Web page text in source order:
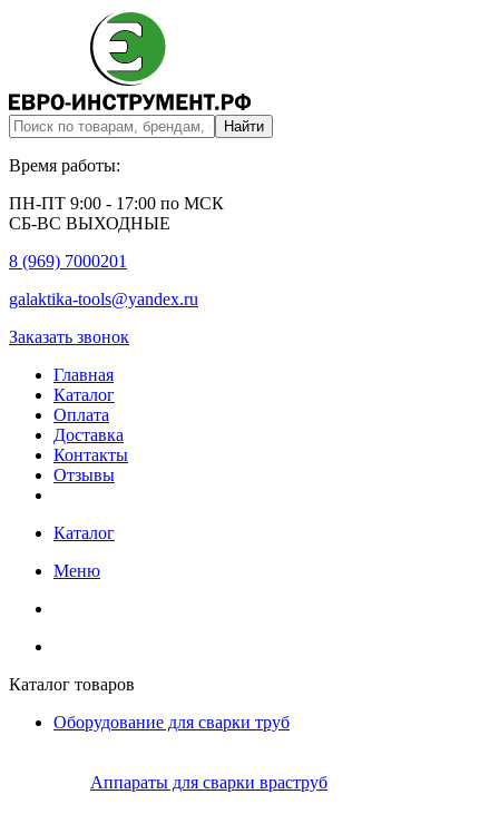
Время работы:
ПН-ПТ 9:00 - 17:00 по МСК
СБ-ВС ВЫХОДНЫЕ
8 (969) 7000201
galaktika-tools@yandex.ru
Заказать звонок
Главная
Каталог
Оплата
Доставка
Контакты
Отзывы
Каталог
Меню
Каталог товаров
Оборудование для сварки труб
Аппараты для сварки враструб